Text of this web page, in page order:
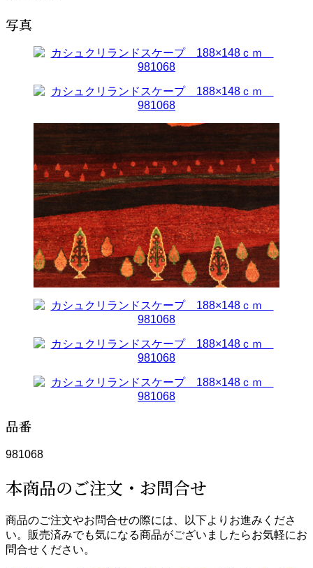
写真
品番
981068
本商品のご注文・お問合せ
商品のご注文やお問合せの際には、以下よりお進みくださ
い。販売済みでも気になる商品がございましたらお気軽にお
問合せください。